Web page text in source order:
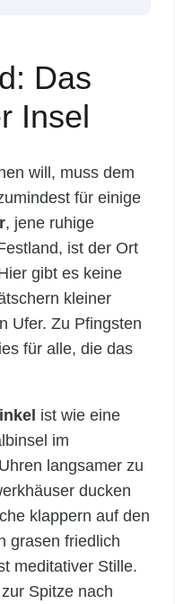
Das
Insel
will, muss dem
für einige
, jene ruhige
ist der Ort
gibt es keine
kleiner
Ufer. Zu Pfingsten
für alle, die das
ist wie eine
im
langsamer zu
ducken
klappern auf den
grasen friedlich
meditativer Stille.
Spitze nach